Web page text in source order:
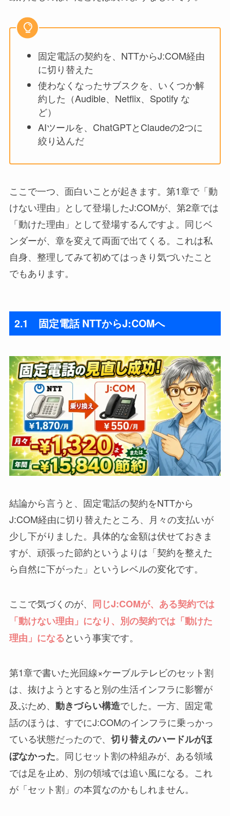
固定電話の契約を、NTTからJ:COM経由
に切り替えた
使わなくなったサブスクを、いくつか解
約した（Audible、Netflix、Spotify な
ど）
AIツールを、ChatGPTとClaudeの2つに
絞り込んだ
ここで一つ、面白いことが起きます。第1章で「動
けない理由」として登場したJ:COMが、第2章では
「動けた理由」として登場するんですよ。同じベ
ンダーが、章を変えて両面で出てくる。これは私
自身、整理してみて初めてはっきり気づいたこと
でもあります。
2.1 固定電話 NTTからJ:COMへ
結論から言うと、固定電話の契約をNTTから
J:COM経由に切り替えたところ、月々の支払いが
少し下がりました。具体的な金額は伏せておきま
すが、頑張った節約というよりは「契約を整えた
ら自然に下がった」というレベルの変化です。
ここで気づくのが、 同じJ:COMが、ある契約では
「動けない理由」になり、別の契約では「動けた
理由」になるという事実です。
第1章で書いた光回線×ケーブルテレビのセット割
は、抜けようとすると別の生活インフラに影響が
及ぶため、 動きづらい構造でした。一方、固定電
話のほうは、すでにJ:COMのインフラに乗っかっ
ている状態だったので、 切り替えのハードルがほ
ぼなかった。同じセット割の枠組みが、ある領域
では足を止め、別の領域では追い風になる。これ
が「セット割」の本質なのかもしれません。